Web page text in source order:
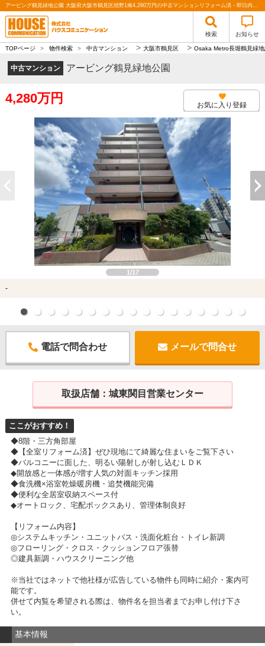
アービング鶴見緑地公園 大阪府大阪市鶴見区焼野1南4,280万円の中古マンションリフォーム済・即日内覧可・三方角部屋｜株式会社ハウスコミュニケーション
検索 お知らせ
TOPページ > 物件検索 > 中古マンション > 大阪市鶴見区 > Osaka Metro長堀鶴見緑
中古マンション アービング鶴見緑地公園
4,280万円 お気に入り登録
1/17
-
電話で問合わせ メールで問合せ
取扱店舗： 城東関目営業センター
ここがおすすめ！
◆8階・三方角部屋
◆【全室リフォーム済】ぜひ現地にて綺麗な住まいをご覧下さい
◆バルコニーに面した、明るい陽射しが射し込むＬＤＫ
◆開放感と一体感が増す人気の対面キッチン採用
◆食洗機×浴室乾燥暖房機・追焚機能完備
◆便利な全居室収納スペース付
◆オートロック、宅配ボックスあり、管理体制良好
【リフォーム内容】
◎システムキッチン・ユニットバス・洗面化粧台・トイレ新調
◎フローリング・クロス・クッションフロア張替
◎建具新調・ハウスクリーニング他
※当社ではネットで他社様が広告している物件も同時に紹介・案内可
能です。
併せて内覧を希望される際は、物件名を担当者までお申し付け下さ
い。
基本情報